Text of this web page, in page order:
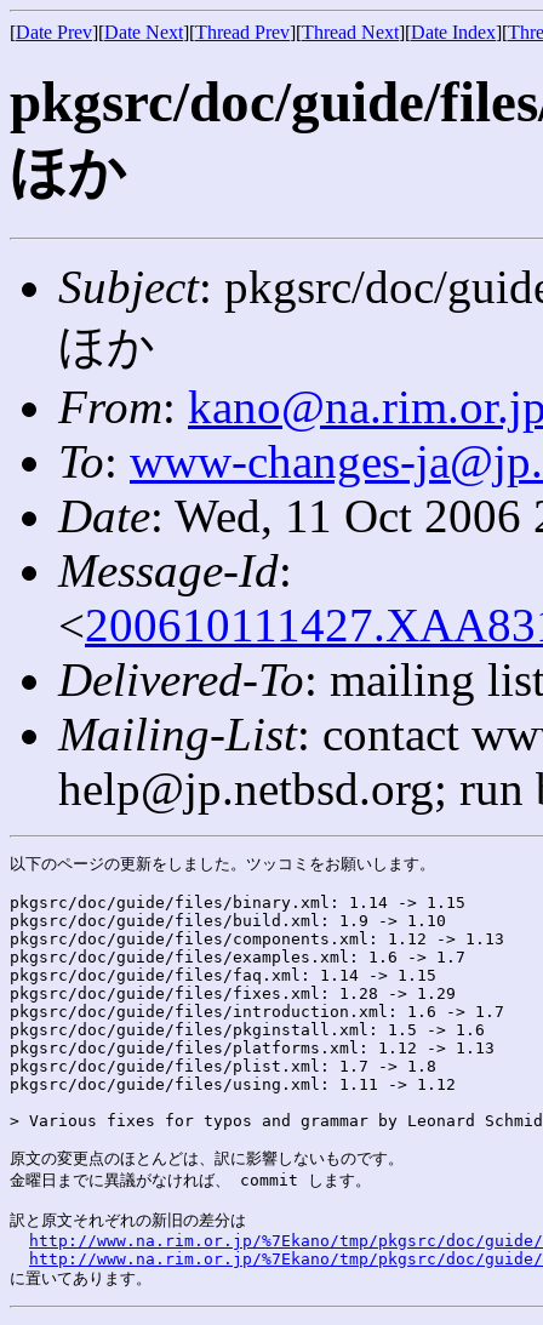
[Date Prev][Date Next][Thread Prev][Thread Next][Date Index][
pkgsrc/doc/guide/
ほか
Subject: pkgsrc/doc/
ほか
From:
To: www-changes-
Date: Wed, 11 Oct
Message-Id:
<
Delivered-To: mailing
Mailing-List: contact
help@jp.netbsd.org;
以下のページの更新をしました。ツッコミをお願いします。
pkgsrc/doc/guide/files/binary.xml: 1.14 -> 1.15
pkgsrc/doc/guide/files/build.xml: 1.9 -> 1.10
pkgsrc/doc/guide/files/components.xml: 1.12 -> 1.13
pkgsrc/doc/guide/files/examples.xml: 1.6 -> 1.7
pkgsrc/doc/guide/files/faq.xml: 1.14 -> 1.15
pkgsrc/doc/guide/files/fixes.xml: 1.28 -> 1.29
pkgsrc/doc/guide/files/introduction.xml: 1.6 -> 1.7
pkgsrc/doc/guide/files/pkginstall.xml: 1.5 -> 1.6
pkgsrc/doc/guide/files/platforms.xml: 1.12 -> 1.13
pkgsrc/doc/guide/files/plist.xml: 1.7 -> 1.8
pkgsrc/doc/guide/files/using.xml: 1.11 -> 1.12
> Various fixes for typos and grammar by Leonard
原文の変更点のほとんどは、訳に影響しないものです。
金曜日までに異議がなければ、 commit します。
訳と原文それぞれの新旧の差分は
http://www.na.rim.or.jp/%7Ekano/tmp/pkgsrc/doc/
http://www.na.rim.or.jp/%7Ekano/tmp/pkgsrc/doc/